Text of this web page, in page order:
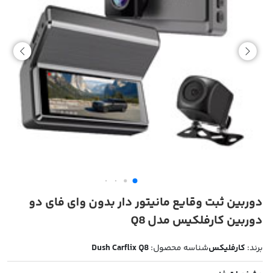
دوربین ثبت وقایع مانیتور دار بدون وای فای دو
دوربین کارفلکیس مدل Q8
برند: کارفلیکسشناسه محصول:Dush Carflix Q8